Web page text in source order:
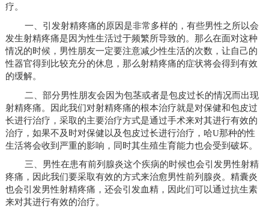
疗。
一、引发射精疼痛的原因是非常多样的，有些男性之所以会
发生射精疼痛是因为性生活过于频繁所导致的。那么在面对这种
情况的时候，男性朋友一定要注意减少性生活的次数，让自己的
性器官得到比较充分的休息，那么射精疼痛的症状将会得到有效
的缓解。
二、部分男性朋友会因为包茎或者是包皮过长的情况而出现
射精疼痛。因此我们对射精疼痛的根本治疗就是对保健和包皮过
长进行治疗，采取的主要治疗方式是通过手术来对其进行有效的
治疗，如果不及时对保健以及包皮过长进行治疗，哈U那种的性
生活将会收到严重的影响，同时其生殖生育能力也会受到破坏。
三、男性在患有前列腺炎这个疾病的时候也会引发男性射精
疼痛，因此我们要采取有效的方式来治愈男性前列腺炎。精囊炎
也会引发男性射精疼痛，还会引发血精，因此们可以通过抗生素
来对其进行有效的治疗。